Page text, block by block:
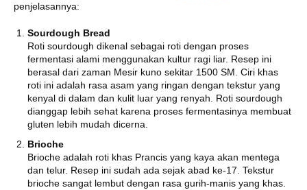
penjelasannya:
Sourdough Bread
Roti sourdough dikenal sebagai roti dengan proses
fermentasi alami menggunakan kultur ragi liar. Resep ini
berasal dari zaman Mesir kuno sekitar 1500 SM. Ciri khas
roti ini adalah rasa asam yang ringan dengan tekstur yang
kenyal di dalam dan kulit luar yang renyah. Roti sourdough
dianggap lebih sehat karena proses fermentasinya membuat
gluten lebih mudah dicerna.
Brioche
Brioche adalah roti khas Prancis yang kaya akan mentega
dan telur. Resep ini sudah ada sejak abad ke-17. Tekstur
brioche sangat lembut dengan rasa gurih-manis yang khas.